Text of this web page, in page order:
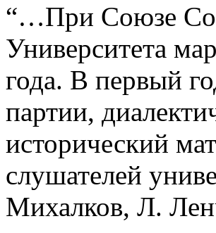
“…При Союзе
Университета
года. В первый
партии,
исторический
слушателей
Михалков, Л.